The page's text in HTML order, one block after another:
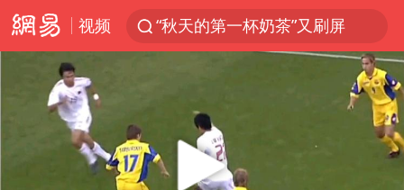
视频
“秋天的第一杯奶茶”又刷屏
台风“白海豚”体型变大！环流面积接近13个浙江那么大
泰国枪击案凶手先杀祖父母后行凶
泰国校园枪击案死亡人数升至7人
汪峰阻止14岁女儿买大牌